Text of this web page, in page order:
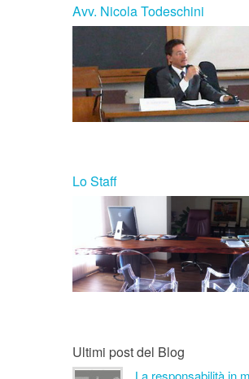
Avv. Nicola Todeschini
Lo Staff
Ultimi post del Blog